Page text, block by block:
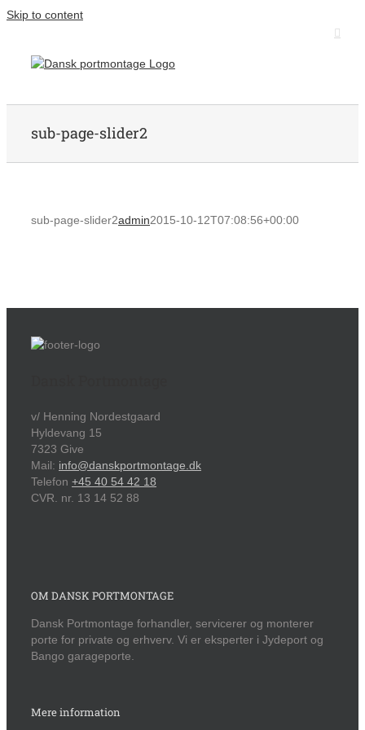
Skip to content
sub-page-slider2
sub-page-slider2admin2015-10-12T07:08:56+00:00
v/ Henning Nordestgaard
Hyldevang 15
7323 Give
Mail: info@danskportmontage.dk
Telefon +45 40 54 42 18
CVR. nr. 13 14 52 88
OM DANSK PORTMONTAGE
Dansk Portmontage forhandler, servicerer og monterer
porte for private og erhverv. Vi er eksperter i Jydeport og
Bango garageporte.
Mere information